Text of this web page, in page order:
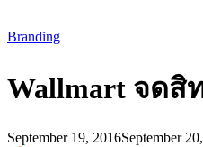
Branding
Wallmart จดสิ
September 19, 2016September